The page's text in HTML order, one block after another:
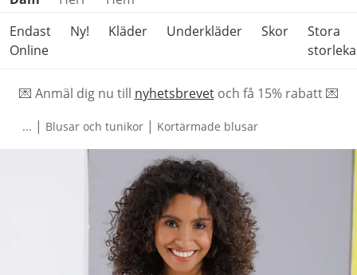
Endast
Online
Ny! Kläder Underkläder Skor
Stora
💌 Anmäl dig nu till nyhetsbrevetoch få 15% rabatt 💌
... | Blusar och tunikor | Kortärmade blusar